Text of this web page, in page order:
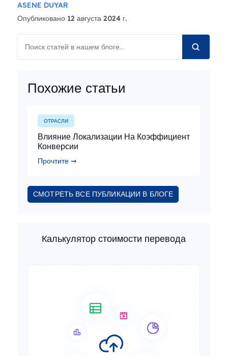
ASENE DUYAR
Опубликовано 12 августа 2024 г.
Похожие статьи
ОТРАСЛИ
Влияние Локализации На Коэффициент
Конверсии
Прочтите ➞
СМОТРЕТЬ ВСЕ ПУБЛИКАЦИИ В БЛОГЕ
Калькулятор стоимости перевода